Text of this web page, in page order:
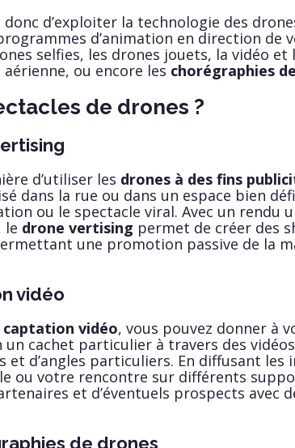
d’exploiter la technologie des
d’animation en direction de
selfies, les drones jouets, la vidéo et
ou encore les chorégraphies
de drones ?
d’utiliser les drones à des fins
dans la rue ou dans un espace bien
ou le spectacle viral. Avec un rendu
le drone vertising permet de créer des
une promotion passive de la
vidéo
captation vidéo, vous pouvez donner à
cachet particulier à travers des
et d’angles particuliers. En diffusant les
ou votre rencontre sur différents
et d’éventuels prospects avec
de drones